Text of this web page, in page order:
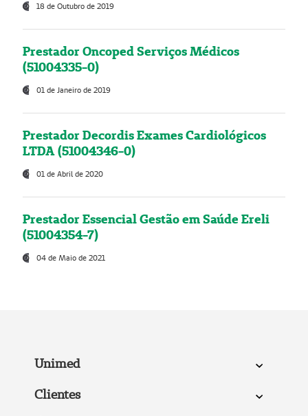
18 de Outubro de 2019
Prestador Oncoped Serviços Médicos
(51004335-0)
01 de Janeiro de 2019
Prestador Decordis Exames Cardiológicos
LTDA (51004346-0)
01 de Abril de 2020
Prestador Essencial Gestão em Saúde Ereli
(51004354-7)
04 de Maio de 2021
Unimed
Clientes